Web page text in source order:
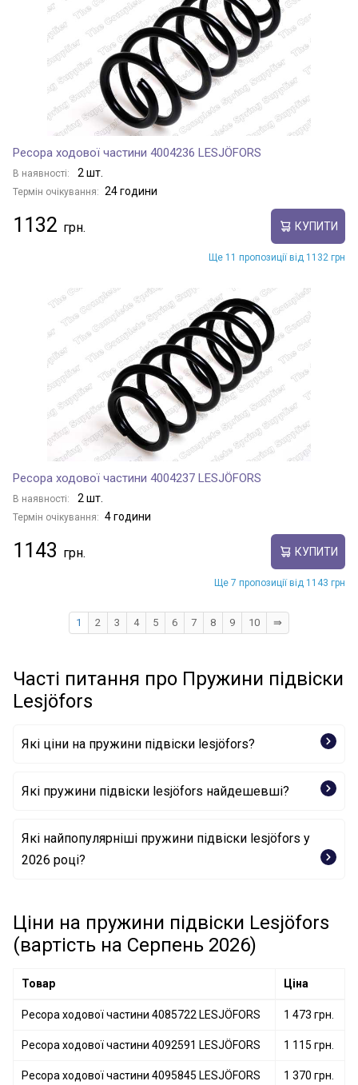
Ресора ходової частини 4004236 LESJÖFORS
В наявності: 2 шт.
Термін очікування: 24 години
1132 КУПИТИ
Ще 11 пропозиції від 1132 грн
Ресора ходової частини 4004237 LESJÖFORS
В наявності: 2 шт.
Термін очікування: 4 години
1143 КУПИТИ
Ще 7 пропозиції від 1143 грн
1 2 3 4 5 6 7 8 9 10 ⇛
Часті питання про Пружини підвіски
Lesjöfors
Які ціни на пружини підвіски lesjöfors?
Які пружини підвіски lesjöfors найдешевші?
Ресора ходової частини 4295034 LESJÖFORS
Які найпопулярніші пружини підвіски lesjöfors у
2026 році?
Ресора ходової частини 4072982 LESJÖFORS
Ресора ходової частини 4095079 LESJÖFORS
Ресора ходової частини 4227560 LESJÖFORS
Ціни на пружини підвіски Lesjöfors
(вартість на Серпень 2026)
Товар Ціна
Ресора ходової частини 4085722 LESJÖFORS 1 473 грн.
Ресора ходової частини 4092591 LESJÖFORS 1 115 грн.
Ресора ходової частини 4095845 LESJÖFORS 1 370 грн.